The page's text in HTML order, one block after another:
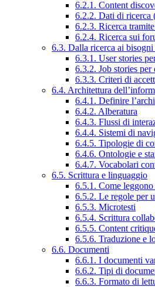
6.2.1. Content
6.2.2. Dati di ricerca
6.2.3. Ricerca
6.2.4. Ricerca sui
6.3. Dalla ricerca ai
6.3.1. User stories
6.3.2. Job stories
6.3.3. Criteri di
6.4. Architettura
6.4.1. Definire
6.4.2. Alberatura
6.4.3. Flussi di
6.4.4. Sistemi di
6.4.5. Tipologie di
6.4.6. Ontologie e
6.4.7. Vocabolari
6.5. Scrittura e linguaggio
6.5.1. Come
6.5.2. Le regole per
6.5.3. Microtesti
6.5.4. Scrittura
6.5.5. Content
6.5.6. Traduzione e
6.6. Documenti
6.6.1. I documenti
6.6.2. Tipi di
6.6.3. Formato di